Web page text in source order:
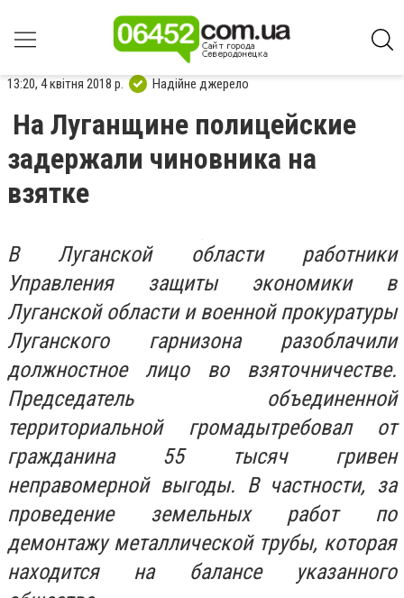
13:20, 4 квітня 2018 р. Надійне джерело
На Луганщине полицейские
задержали чиновника на
взятке
В Луганской области работники
Управления защиты экономики в
Луганской области и военной прокуратуры
Луганского гарнизона разоблачили
должностное лицо во взяточничестве.
Председатель объединенной
территориальной громадытребовал от
гражданина 55 тысяч гривен
неправомерной выгоды. В частности, за
проведение земельных работ по
демонтажу металлической трубы, которая
находится на балансе указанного